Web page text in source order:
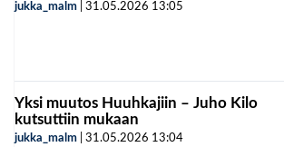
jukka_malm 31.05.2026 13:05
Yksi muutos Huuhkajiin – Juho Kilo
kutsuttiin mukaan
jukka_malm 31.05.2026 13:04